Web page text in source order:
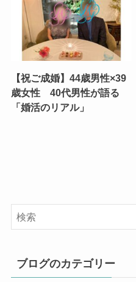
【祝ご成婚】44歳男性×39
歳女性 40代男性が語る
「婚活のリアル」
ブログのカテゴリー